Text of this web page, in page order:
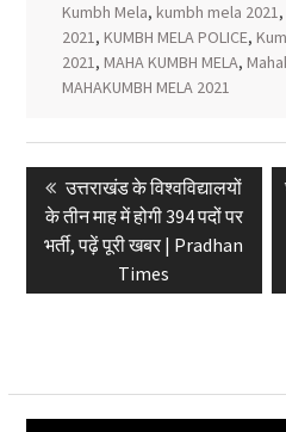
Kumbh Mela, kumbh mela 2021,
2021, KUMBH MELA POLICE,
2021, MAHA KUMBH MELA,
MAHAKUMBH MELA 2021
Post
navigation
Previous
post:
उत्तराखंड के विश्वविद्यालयों
के तीन माह में होगी 394 पदों पर
भर्ती, पढ़ें पूरी खबर | Pradhan
Times